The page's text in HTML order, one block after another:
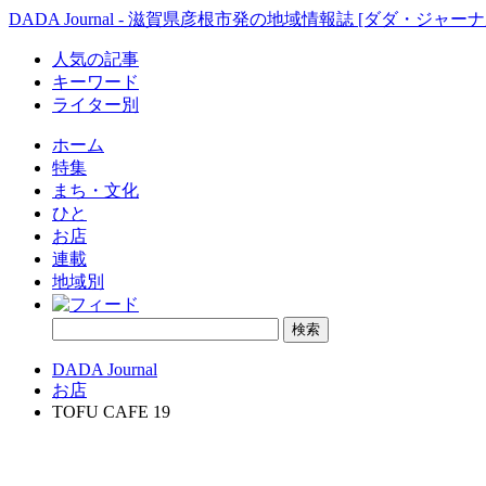
DADA Journal - 滋賀県彦根市発の地域情報誌 [ダダ・ジャー
人気の記事
キーワード
ライター別
ホーム
特集
まち・文化
ひと
お店
連載
地域別
DADA Journal
お店
TOFU CAFE 19